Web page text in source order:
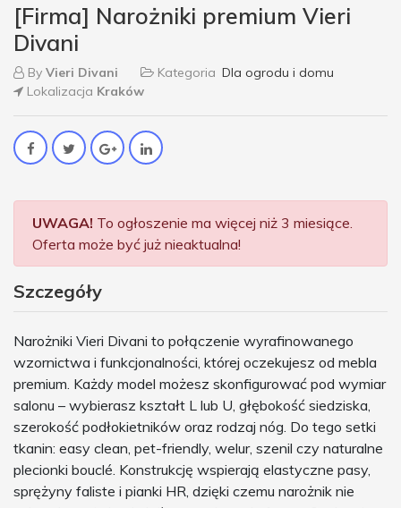
[Firma] Narożniki premium Vieri
Divani
By Vieri Divani Kategoria Dla ogrodu i domu
Lokalizacja Kraków
UWAGA! To ogłoszenie ma więcej niż 3 miesiące.
Oferta może być już nieaktualna!
Szczegóły
Narożniki Vieri Divani to połączenie wyrafinowanego
wzornictwa i funkcjonalności, której oczekujesz od mebla
premium. Każdy model możesz skonfigurować pod wymiar
salonu – wybierasz kształt L lub U, głębokość siedziska,
szerokość podłokietników oraz rodzaj nóg. Do tego setki
tkanin: easy clean, pet-friendly, welur, szenil czy naturalne
plecionki bouclé. Konstrukcję wspierają elastyczne pasy,
sprężyny faliste i pianki HR, dzięki czemu narożnik nie